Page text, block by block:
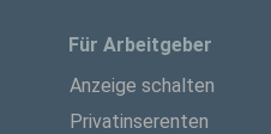
Für Arbeitgeber
Anzeige schalten
Privatinserenten